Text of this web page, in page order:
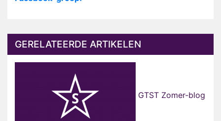
GERELATEERDE ARTIKELEN
GTST Zomer-blog